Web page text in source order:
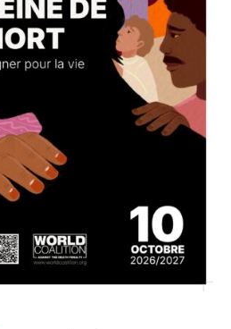
de la peine de mort
Pays
de la peine de mort